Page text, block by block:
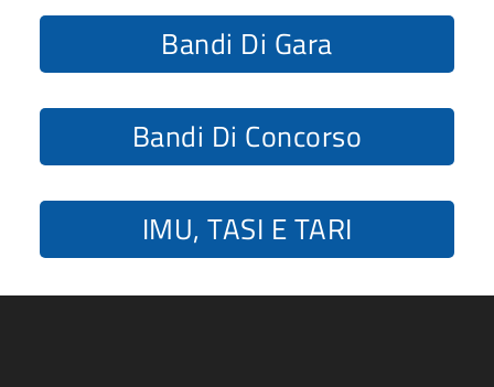
Bandi Di Gara
Bandi Di Concorso
IMU, TASI E TARI